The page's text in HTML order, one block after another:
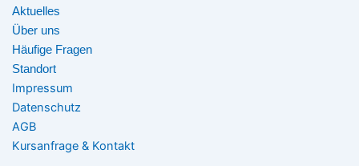
Aktuelles
Über uns
Häufige Fragen
Standort
Impressum
Datenschutz
AGB
Kursanfrage & Kontakt